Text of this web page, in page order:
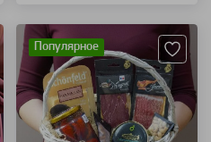
Популярное